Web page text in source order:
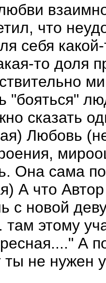
что
себя
то доля
"бояться"
сказать
Любовь
Она сама
А что
с новой
там этому
А
не нужен